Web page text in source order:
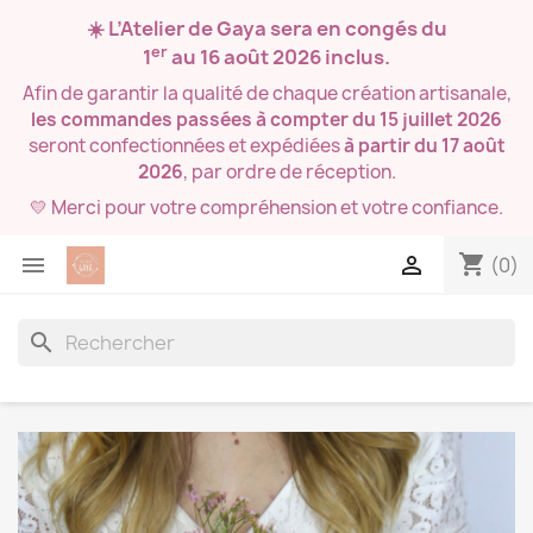
☀️ L’Atelier de Gaya sera en congés du
1erau 16 août 2026inclus.
Afin de garantir la qualité de chaque création artisanale,
les commandes passées à compter du 15 juillet 2026
seront confectionnées et expédiéesà partir du 17 août
2026, par ordre de réception.
💛 Merci pour votre compréhension et votre confiance.
 shopping_cart (0)

search